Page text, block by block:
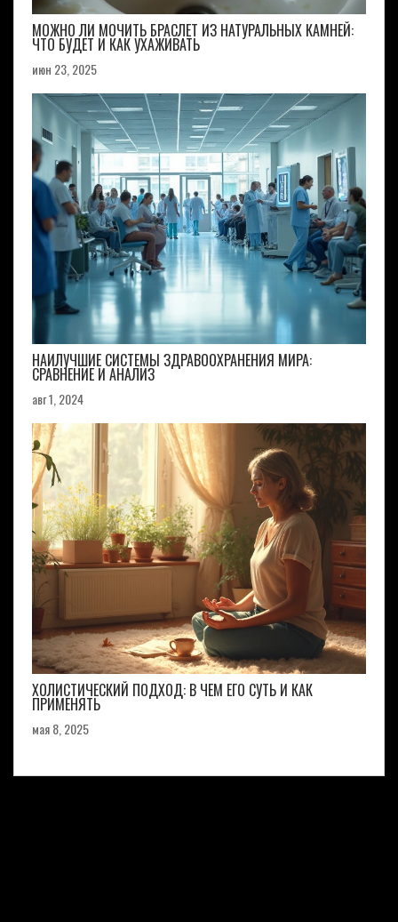
МОЖНО ЛИ МОЧИТЬ БРАСЛЕТ ИЗ НАТУРАЛЬНЫХ КАМНЕЙ:
ЧТО БУДЕТ И КАК УХАЖИВАТЬ
июн 23, 2025
НАИЛУЧШИЕ СИСТЕМЫ ЗДРАВООХРАНЕНИЯ МИРА:
СРАВНЕНИЕ И АНАЛИЗ
авг 1, 2024
ХОЛИСТИЧЕСКИЙ ПОДХОД: В ЧЕМ ЕГО СУТЬ И КАК
ПРИМЕНЯТЬ
мая 8, 2025